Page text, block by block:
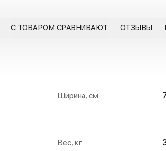
С ТОВАРОМ СРАВНИВАЮТ ОТЗЫВЫ
Ширина, см
Вес, кг